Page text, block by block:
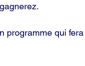
programme qui